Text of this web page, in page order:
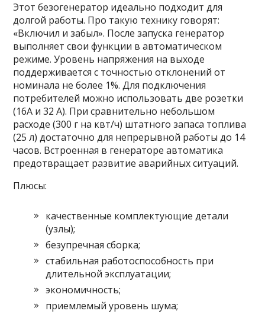
Этот безогенератор идеально подходит для
долгой работы. Про такую технику говорят:
«Включил и забыл». После запуска генератор
выполняет свои функции в автоматическом
режиме. Уровень напряжения на выходе
поддерживается с точностью отклонений от
номинала не более 1%. Для подключения
потребителей можно использовать две розетки
(16А и 32 А). При сравнительно небольшом
расходе (300 г на квт/ч) штатного запаса топлива
(25 л) достаточно для непрерывной работы до 14
часов. Встроенная в генераторе автоматика
предотвращает развитие аварийных ситуаций.
Плюсы:
качественные комплектующие детали
(узлы);
безупречная сборка;
стабильная работоспособность при
длительной эксплуатации;
экономичность;
приемлемый уровень шума;